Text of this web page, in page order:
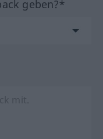
geben?*